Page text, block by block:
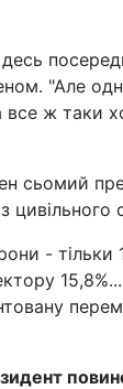
"Але
все ж таки
сьомий
цивільного
- тільки